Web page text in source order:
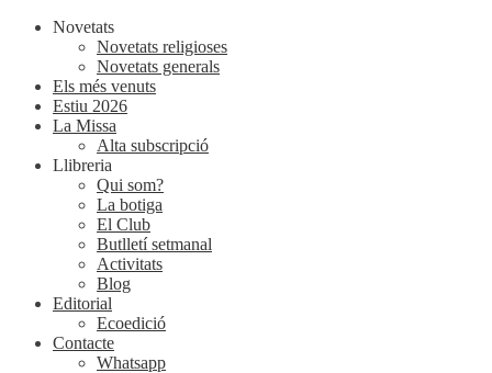
Novetats
Novetats religioses
Novetats generals
Els més venuts
Estiu 2026
La Missa
Alta subscripció
Llibreria
Qui som?
La botiga
El Club
Butlletí setmanal
Activitats
Blog
Editorial
Ecoedició
Contacte
Whatsapp